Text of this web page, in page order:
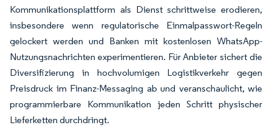
Kommunikationsplattform als Dienst schrittweise erodieren,
insbesondere wenn regulatorische Einmalpasswort-Regeln
gelockert werden und Banken mit kostenlosen WhatsApp-
Nutzungsnachrichten experimentieren. Für Anbieter sichert die
Diversifizierung in hochvolumigen Logistikverkehr gegen
Preisdruck im Finanz-Messaging ab und veranschaulicht, wie
programmierbare Kommunikation jeden Schritt physischer
Lieferketten durchdringt.